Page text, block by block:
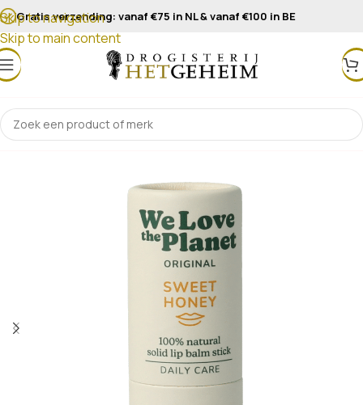
Skip to navigation
Skip to main content
Gratis verzending: vanaf €75 in NL & vanaf €100 in BE